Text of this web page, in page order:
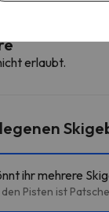
erlaubt.
ihr mehrere
Pisten ist